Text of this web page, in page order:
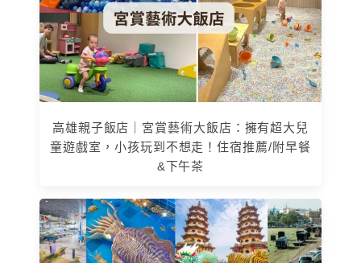
高雄親子飯店｜宮賞藝術大飯店：擁有超大兒
童遊戲室，小孩玩到不想走！住宿推薦/附早餐
&下午茶